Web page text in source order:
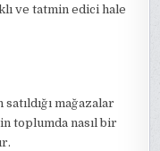
ve tatmin edici hale
mağazalar
toplumda nasıl bir